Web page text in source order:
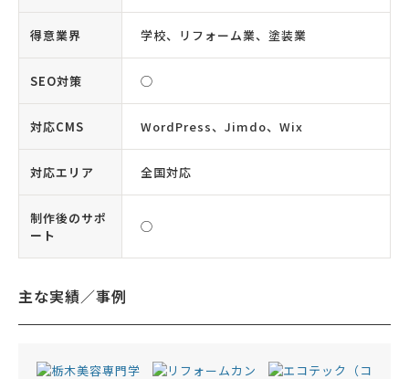
得意業界 学校、リフォーム業、塗装業
SEO対策 ◯
対応CMS WordPress、Jimdo、Wix
対応エリア 全国対応
制作後のサポ
ート
◯
主な実績／事例